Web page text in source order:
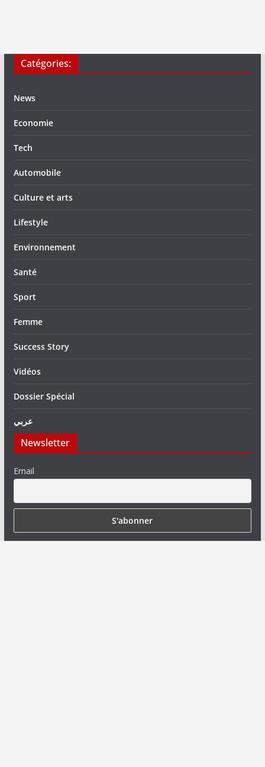
Catégories:
News
Economie
Tech
Automobile
Culture et arts
Lifestyle
Environnement
Santé
Sport
Femme
Success Story
Vidéos
Dossier Spécial
عربي
Newsletter
Email